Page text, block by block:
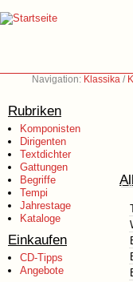
Navigation: Klassika /
Rubriken
Komponisten
Dirigenten
Textdichter
Gattungen
Begriffe
Tempi
Jahrestage
Kataloge
Einkaufen
CD-Tipps
Angebote